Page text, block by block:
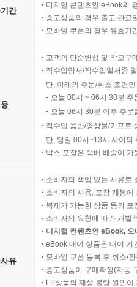
간
디지털 콘텐츠인 eBook의
중고상품의 경우 출고 완료
모바일 쿠폰의 경우 유효기
고객의 단순변심 및 착오구
직수입양서/직수입일서중
단, 아래의 주문/취소 조건
오늘 00시 ~ 06시 30분
오늘 06시 30분 이후 주
직수입 음반/영상물/기프트
단, 당일 00시~13시 사이의
박스 포장은 택배 배송이
유
소비자의 책임 있는 사유로
소비자의 사용, 포장 개봉
복제가 가능한 상품 등의
소비자의 요청에 따라 개별
디지털 컨텐츠인 eBook,
eBook 대여 상품은 대여 기
모바일 쿠폰 등록 후 취소/
중고상품이 구매확정(자동
LP상품의 재생 불량 원인